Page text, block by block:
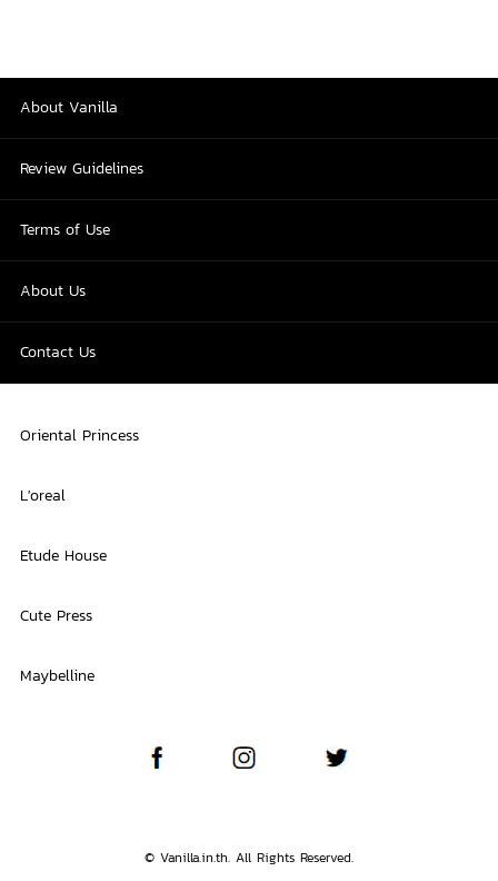
About Vanilla
Review Guidelines
Terms of Use
About Us
Contact Us
Oriental Princess
L'oreal
Etude House
Cute Press
Maybelline
© Vanilla.in.th. All Rights Reserved.